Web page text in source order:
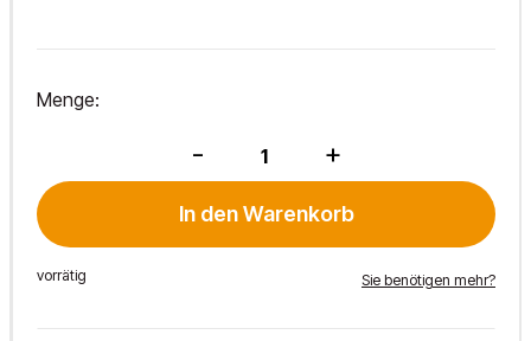
Menge:
-
Franc
Ried
Gillesberg
+
In den Warenkorb
vorrätig Sie benötigen mehr?